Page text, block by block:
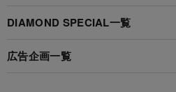
DIAMOND SPECIAL一覧
広告企画一覧